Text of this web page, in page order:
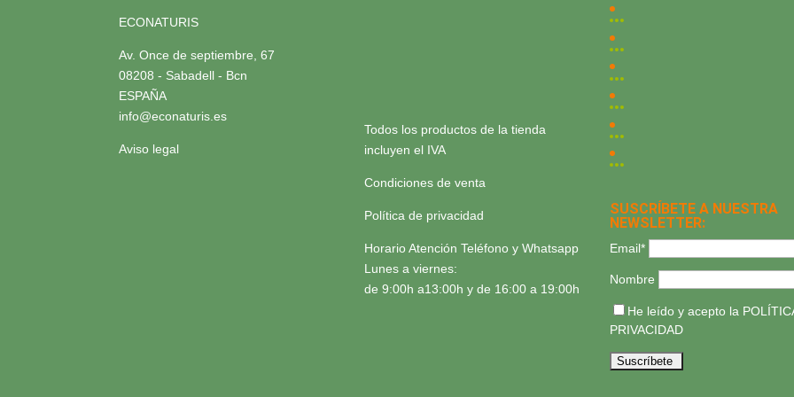
ECONATURIS
Av. Once de septiembre, 67
08208 - Sabadell - Bcn
ESPAÑA
info@econaturis.es
Aviso legal
Todos los productos de la tienda
incluyen el IVA
Condiciones de venta
Política de privacidad
Horario Atención Teléfono y Whatsapp
Lunes a viernes:
de 9:00h a13:00h y de 16:00 a 19:00h
SUSCRÍBETE A NUESTRA
NEWSLETTER:
Email*
Nombre
He leído y acepto la
PRIVACIDAD